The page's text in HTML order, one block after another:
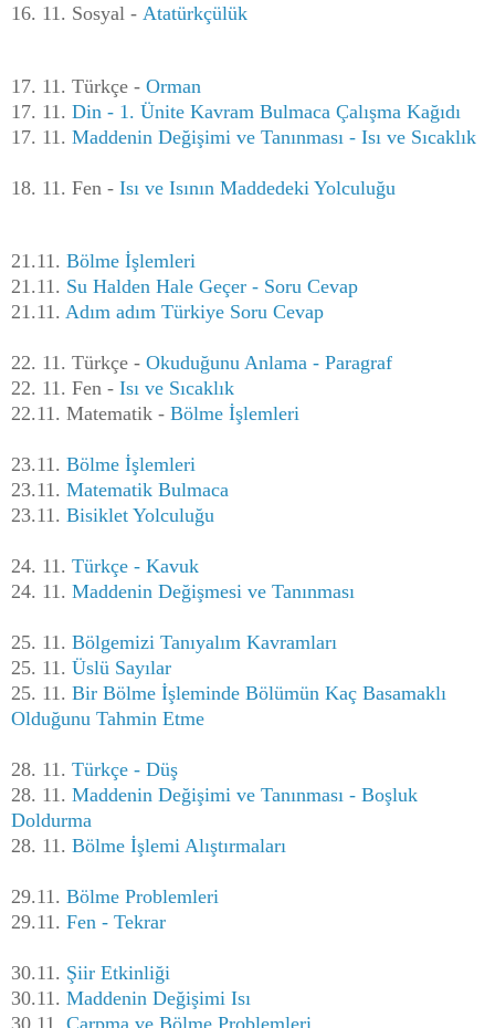
16. 11. Sosyal - Atatürkçülük
17. 11. Türkçe - Orman
17. 11. Din - 1. Ünite Kavram Bulmaca Çalışma Kağıdı
17. 11. Maddenin Değişimi ve Tanınması - Isı ve Sıcaklık
18. 11. Fen - Isı ve Isının Maddedeki Yolculuğu
21.11. Bölme İşlemleri
21.11. Su Halden Hale Geçer - Soru Cevap
21.11. Adım adım Türkiye Soru Cevap
22. 11. Türkçe - Okuduğunu Anlama - Paragraf
22. 11. Fen - Isı ve Sıcaklık
22.11. Matematik - Bölme İşlemleri
23.11. Bölme İşlemleri
23.11. Matematik Bulmaca
23.11. Bisiklet Yolculuğu
24. 11. Türkçe - Kavuk
24. 11. Maddenin Değişmesi ve Tanınması
25. 11. Bölgemizi Tanıyalım Kavramları
25. 11. Üslü Sayılar
25. 11. Bir Bölme İşleminde Bölümün Kaç Basamaklı
Olduğunu Tahmin Etme
28. 11. Türkçe - Düş
28. 11. Maddenin Değişimi ve Tanınması - Boşluk
Doldurma
28. 11. Bölme İşlemi Alıştırmaları
29.11. Bölme Problemleri
29.11. Fen - Tekrar
30.11. Şiir Etkinliği
30.11. Maddenin Değişimi Isı
30.11. Çarpma ve Bölme Problemleri